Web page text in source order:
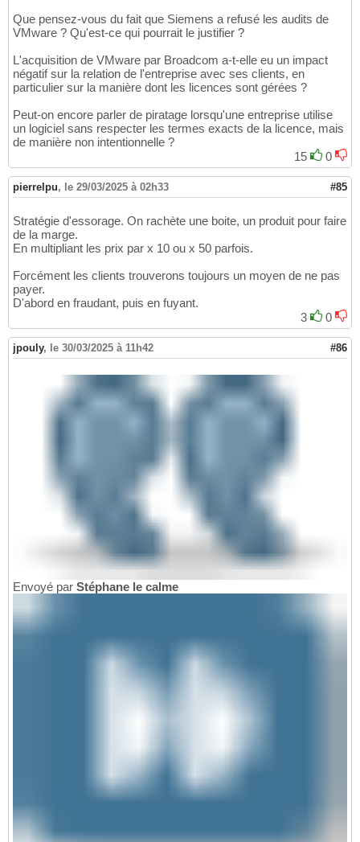
Que pensez-vous du fait que Siemens a refusé les audits de
VMware ? Qu'est-ce qui pourrait le justifier ?
L'acquisition de VMware par Broadcom a-t-elle eu un impact
négatif sur la relation de l'entreprise avec ses clients, en
particulier sur la manière dont les licences sont gérées ?
Peut-on encore parler de piratage lorsqu'une entreprise utilise
un logiciel sans respecter les termes exacts de la licence, mais
de manière non intentionnelle ?
15
0
pierrelpu, le 29/03/2025 à 02h33 #85
Stratégie d'essorage. On rachète une boite, un produit pour faire
de la marge.
En multipliant les prix par x 10 ou x 50 parfois.
Forcément les clients trouverons toujours un moyen de ne pas
payer.
D'abord en fraudant, puis en fuyant.
3
0
jpouly, le 30/03/2025 à 11h42 #86
Envoyé par Stéphane le calme